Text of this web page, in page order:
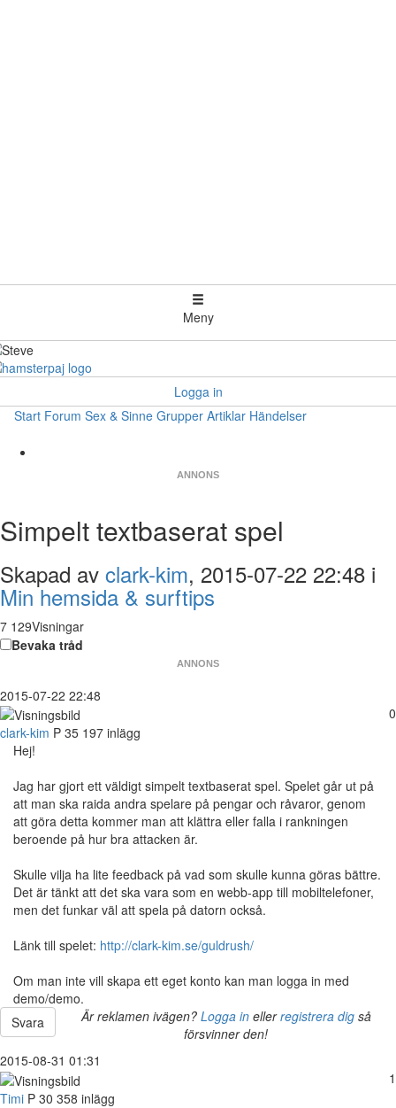
Meny
Logga in
Start Forum Sex & Sinne Grupper Artiklar Händelser
ANNONS
Simpelt textbaserat spel
Skapad av clark-kim, 2015-07-22 22:48 i
Min hemsida & surftips
7 129Visningar
Bevaka tråd
ANNONS
2015-07-22 22:48
0
clark-kim P 35 197 inlägg
Hej!
Jag har gjort ett väldigt simpelt textbaserat spel. Spelet går ut på
att man ska raida andra spelare på pengar och råvaror, genom
att göra detta kommer man att klättra eller falla i rankningen
beroende på hur bra attacken är.
Skulle vilja ha lite feedback på vad som skulle kunna göras bättre.
Det är tänkt att det ska vara som en webb-app till mobiltelefoner,
men det funkar väl att spela på datorn också.
Länk till spelet: http://clark-kim.se/guldrush/
Om man inte vill skapa ett eget konto kan man logga in med
demo/demo.
Svara
Är reklamen ivägen? Logga inellerregistrera digså
försvinner den!
2015-08-31 01:31
1
Timi P 30 358 inlägg